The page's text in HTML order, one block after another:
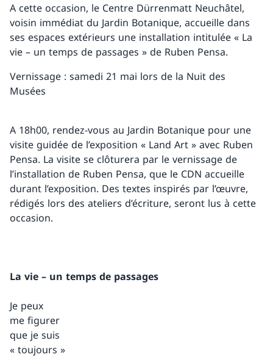
A cette occasion, le Centre Dürrenmatt Neuchâtel,
voisin immédiat du Jardin Botanique, accueille dans
ses espaces extérieurs une installation intitulée « La
vie – un temps de passages » de Ruben Pensa.
Vernissage : samedi 21 mai lors de la Nuit des
Musées
A 18h00, rendez-vous au Jardin Botanique pour une
visite guidée de l’exposition « Land Art » avec Ruben
Pensa. La visite se clôturera par le vernissage de
l’installation de Ruben Pensa, que le CDN accueille
durant l’exposition. Des textes inspirés par l’œuvre,
rédigés lors des ateliers d’écriture, seront lus à cette
occasion.
La vie – un temps de passages
Je peux
me figurer
que je suis
« toujours »